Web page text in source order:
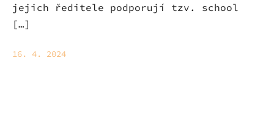
jejich ředitele podporují tzv. school
[…]
16. 4. 2024